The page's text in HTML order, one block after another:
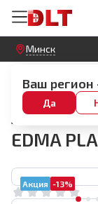
Минск
Ваш регион
Да
Подъемники для
листов
EDMA
Акция -13%